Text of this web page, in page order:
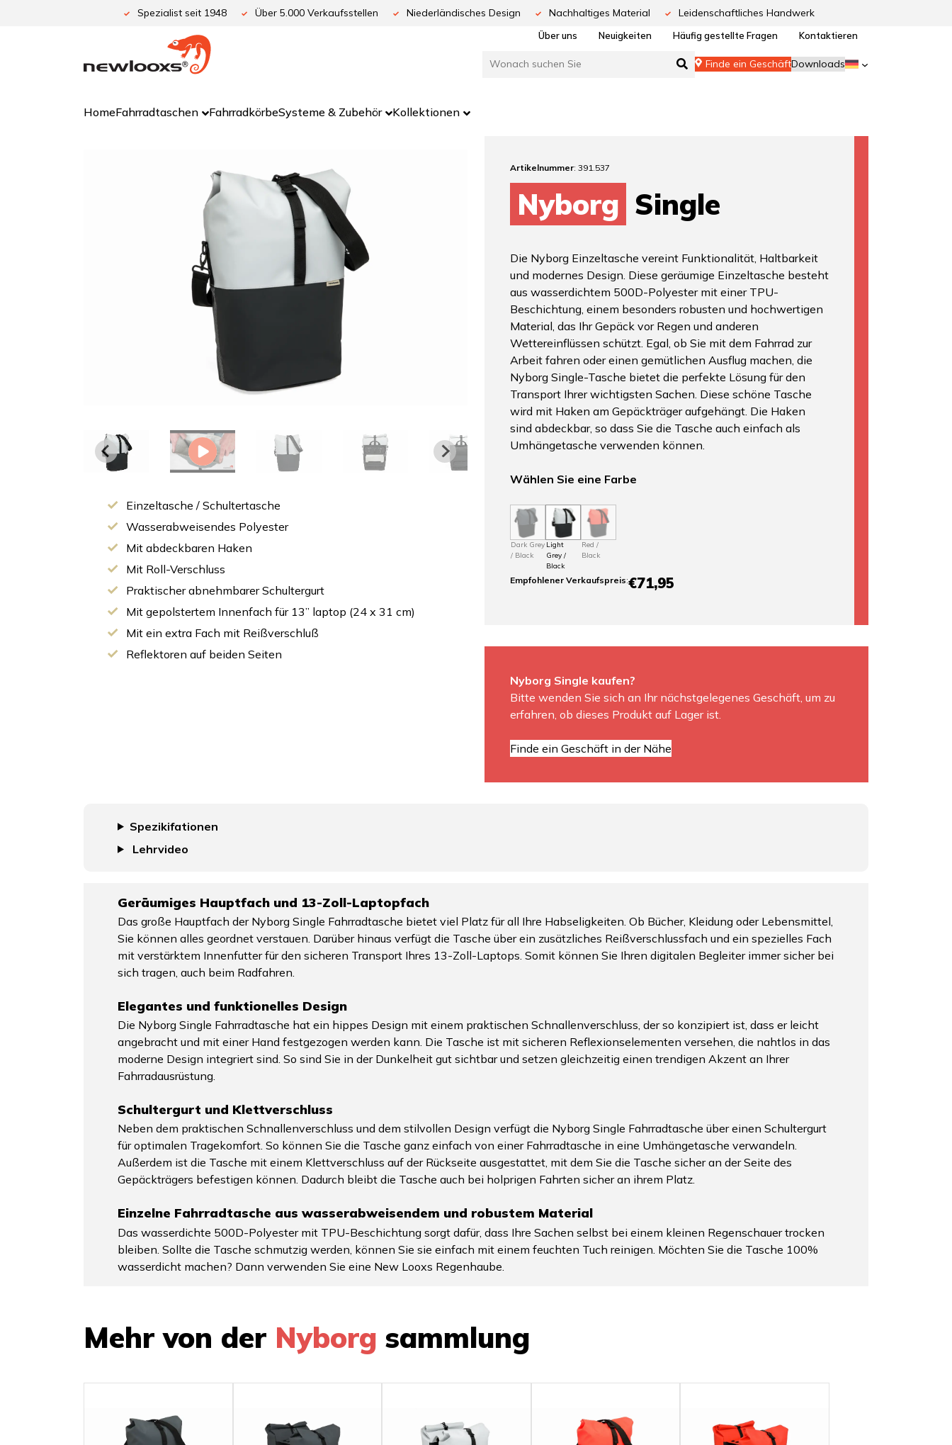
Spezialist seit 1948 Über 5.000 Verkaufsstellen Niederländisches Design Nachhaltiges Material Leidenschaftliches Handwerk
Über uns Neuigkeiten Häufig gestellte Fragen Kontaktieren
Finde ein GeschäftDownloads
HomeFahrradtaschen FahrradkörbeSysteme & Zubehör Kollektionen
Einzeltasche / Schultertasche
Wasserabweisendes Polyester
Mit abdeckbaren Haken
Mit Roll-Verschluss
Praktischer abnehmbarer Schultergurt
Mit gepolstertem Innenfach für 13” laptop (24 x 31 cm)
Mit ein extra Fach mit Reißverschluß
Reflektoren auf beiden Seiten
Artikelnummer: 391.537
Nyborg Single
Die Nyborg Einzeltasche vereint Funktionalität, Haltbarkeit
und modernes Design. Diese geräumige Einzeltasche besteht
aus wasserdichtem 500D-Polyester mit einer TPU-
Beschichtung, einem besonders robusten und hochwertigen
Material, das Ihr Gepäck vor Regen und anderen
Wettereinflüssen schützt. Egal, ob Sie mit dem Fahrrad zur
Arbeit fahren oder einen gemütlichen Ausflug machen, die
Nyborg Single-Tasche bietet die perfekte Lösung für den
Transport Ihrer wichtigsten Sachen. Diese schöne Tasche
wird mit Haken am Gepäckträger aufgehängt. Die Haken
sind abdeckbar, so dass Sie die Tasche auch einfach als
Umhängetasche verwenden können.
Wählen Sie eine Farbe
Dark Grey
/ Black
Light
Grey /
Black
Red /
Black
Empfohlener Verkaufspreis:€71,95
Nyborg Single kaufen?
Bitte wenden Sie sich an Ihr nächstgelegenes Geschäft, um zu
erfahren, ob dieses Produkt auf Lager ist.
Finde ein Geschäft in der Nähe
Spezikifationen
Lehrvideo
Geräumiges Hauptfach und 13-Zoll-Laptopfach
Das große Hauptfach der Nyborg Single Fahrradtasche bietet viel Platz für all Ihre Habseligkeiten. Ob Bücher, Kleidung oder Lebensmittel,
Sie können alles geordnet verstauen. Darüber hinaus verfügt die Tasche über ein zusätzliches Reißverschlussfach und ein spezielles Fach
mit verstärktem Innenfutter für den sicheren Transport Ihres 13-Zoll-Laptops. Somit können Sie Ihren digitalen Begleiter immer sicher bei
sich tragen, auch beim Radfahren.
Elegantes und funktionelles Design
Die Nyborg Single Fahrradtasche hat ein hippes Design mit einem praktischen Schnallenverschluss, der so konzipiert ist, dass er leicht
angebracht und mit einer Hand festgezogen werden kann. Die Tasche ist mit sicheren Reflexionselementen versehen, die nahtlos in das
moderne Design integriert sind. So sind Sie in der Dunkelheit gut sichtbar und setzen gleichzeitig einen trendigen Akzent an Ihrer
Fahrradausrüstung.
Schultergurt und Klettverschluss
Neben dem praktischen Schnallenverschluss und dem stilvollen Design verfügt die Nyborg Single Fahrradtasche über einen Schultergurt
für optimalen Tragekomfort. So können Sie die Tasche ganz einfach von einer Fahrradtasche in eine Umhängetasche verwandeln.
Außerdem ist die Tasche mit einem Klettverschluss auf der Rückseite ausgestattet, mit dem Sie die Tasche sicher an der Seite des
Gepäckträgers befestigen können. Dadurch bleibt die Tasche auch bei holprigen Fahrten sicher an ihrem Platz.
Einzelne Fahrradtasche aus wasserabweisendem und robustem Material
Das wasserdichte 500D-Polyester mit TPU-Beschichtung sorgt dafür, dass Ihre Sachen selbst bei einem kleinen Regenschauer trocken
bleiben. Sollte die Tasche schmutzig werden, können Sie sie einfach mit einem feuchten Tuch reinigen. Möchten Sie die Tasche 100%
wasserdicht machen? Dann verwenden Sie eine New Looxs Regenhaube.
Mehr von der Nyborg sammlung